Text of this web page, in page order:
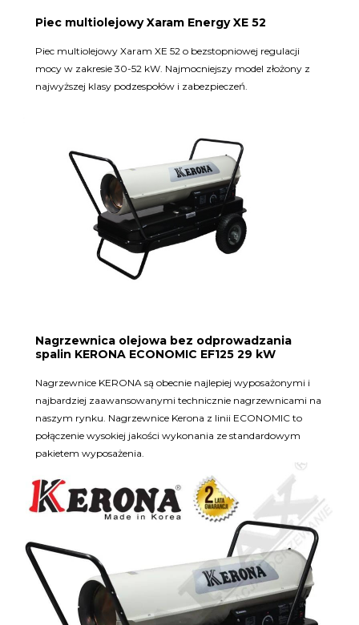
Piec multiolejowy Xaram Energy XE 52
Piec multiolejowy Xaram XE 52 o bezstopniowej regulacji
mocy w zakresie 30-52 kW. Najmocniejszy model złożony z
najwyższej klasy podzespołów i zabezpieczeń.
Nagrzewnica olejowa bez odprowadzania
spalin KERONA ECONOMIC EF125 29 kW
Nagrzewnice KERONA są obecnie najlepiej wyposażonymi i
najbardziej zaawansowanymi technicznie nagrzewnicami na
naszym rynku. Nagrzewnice Kerona z linii ECONOMIC to
połączenie wysokiej jakości wykonania ze standardowym
pakietem wyposażenia.